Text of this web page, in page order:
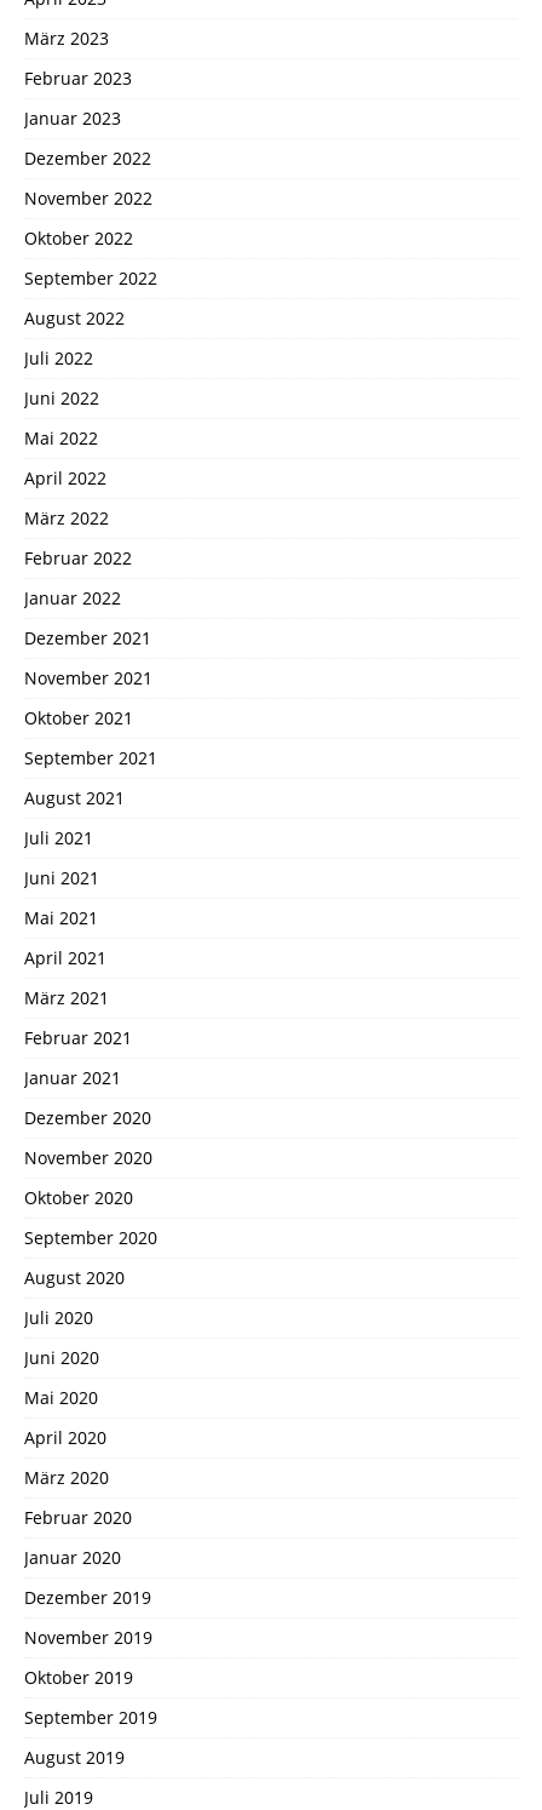
März 2023
Februar 2023
Januar 2023
Dezember 2022
November 2022
Oktober 2022
September 2022
August 2022
Juli 2022
Juni 2022
Mai 2022
April 2022
März 2022
Februar 2022
Januar 2022
Dezember 2021
November 2021
Oktober 2021
September 2021
August 2021
Juli 2021
Juni 2021
Mai 2021
April 2021
März 2021
Februar 2021
Januar 2021
Dezember 2020
November 2020
Oktober 2020
September 2020
August 2020
Juli 2020
Juni 2020
Mai 2020
April 2020
März 2020
Februar 2020
Januar 2020
Dezember 2019
November 2019
Oktober 2019
September 2019
August 2019
Juli 2019